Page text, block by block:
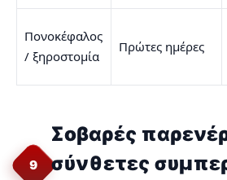
Πονοκέφαλος
/ ξηροστομία
Πρώτες ημέρες
9
Σοβαρές
σύνθετες